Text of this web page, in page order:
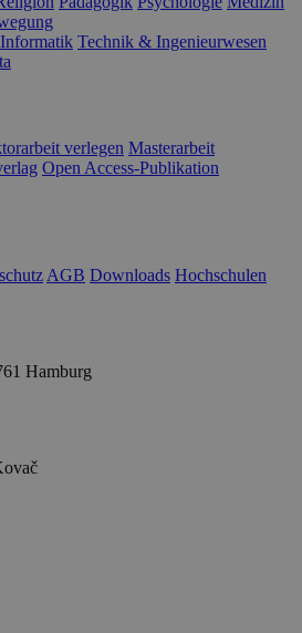
Informatik Technik & Ingenieurwesen
verlegen Masterarbeit
Open Access-Publikation
AGB Downloads Hochschulen
Hamburg